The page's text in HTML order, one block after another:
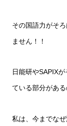
その国語力がそ
ません！！
日能研やSAPIX
ている部分があ
私は、今までな